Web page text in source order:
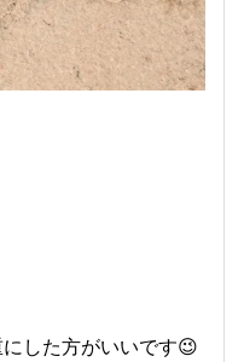
した方がいいです😉